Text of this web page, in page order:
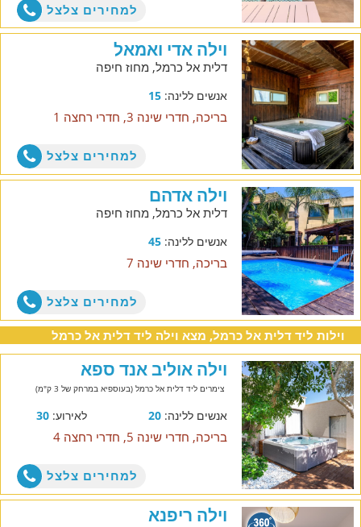
למחירים צלצל
וילה אדי ואמאל
דלית אל כרמל, מחוז חיפה
אנשים ללינה:15
בריכה, חדרי שינה 3, חדרי רחצה 1
למחירים צלצל
וילה אדהם
דלית אל כרמל, מחוז חיפה
אנשים ללינה:45
בריכה, חדרי שינה 7
למחירים צלצל
וילות ליד דלית אל כרמל, מצא וילה ליד דלית אל כרמל
וילה אוליב אנד ספא
צימרים ליד דלית אל כרמל (בעוספיא במרחק של 3 ק"מ)
אנשים ללינה:20 לאירוע:30
בריכה, חדרי שינה 5, חדרי רחצה 4
למחירים צלצל
וילה ריפנא